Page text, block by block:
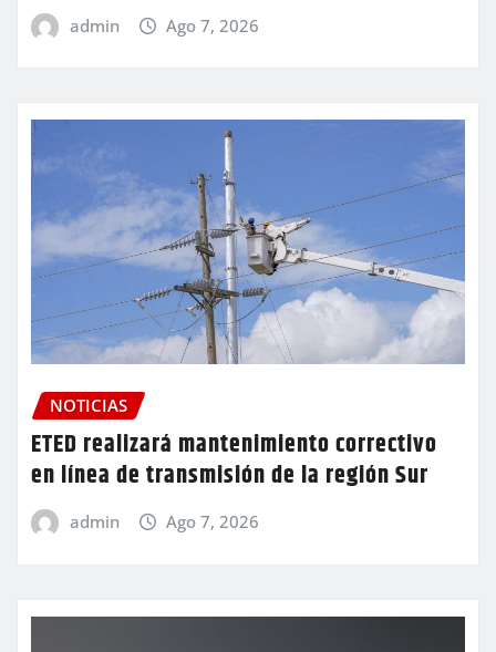
admin Ago 7, 2026
NOTICIAS
ETED realizará mantenimiento correctivo
en línea de transmisión de la región Sur
admin Ago 7, 2026